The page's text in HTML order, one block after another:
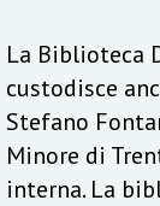
La Biblioteca
custodisce
Stefano
Minore di
interna. La